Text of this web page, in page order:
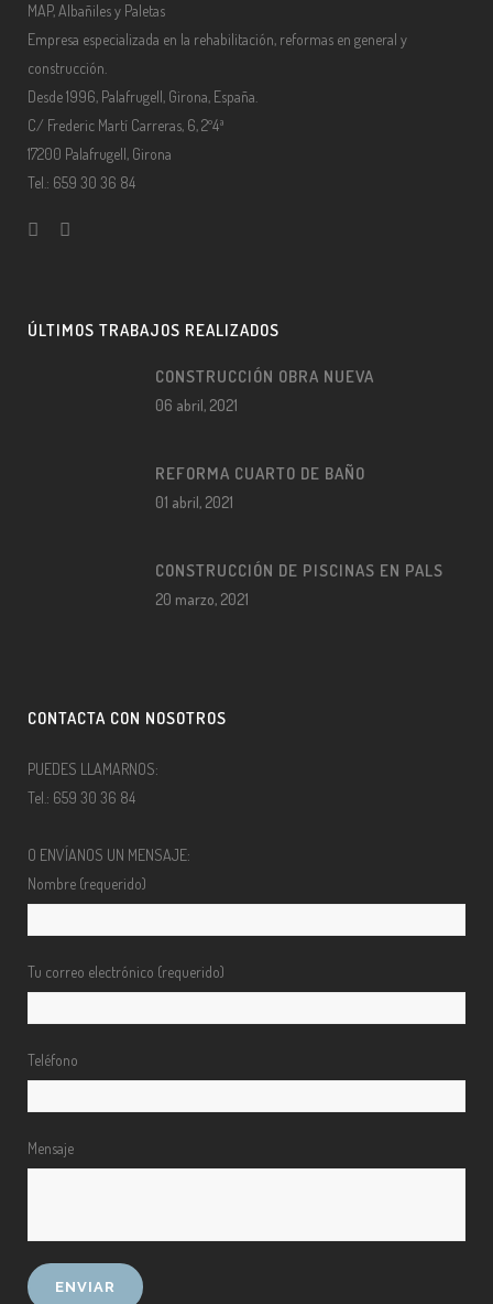
MAP, Albañiles y Paletas
Empresa especializada en la rehabilitación, reformas en general y
construcción.
Desde 1996, Palafrugell, Girona, España.
C/ Frederic Martí Carreras, 6, 2º4ª
17200 Palafrugell, Girona
Tel.: 659 30 36 84
ÚLTIMOS TRABAJOS REALIZADOS
CONSTRUCCIÓN OBRA NUEVA
06 abril, 2021
REFORMA CUARTO DE BAÑO
01 abril, 2021
CONSTRUCCIÓN DE PISCINAS EN PALS
20 marzo, 2021
CONTACTA CON NOSOTROS
PUEDES LLAMARNOS:
Tel.: 659 30 36 84
O ENVÍANOS UN MENSAJE:
Nombre (requerido)
Tu correo electrónico (requerido)
Teléfono
Mensaje